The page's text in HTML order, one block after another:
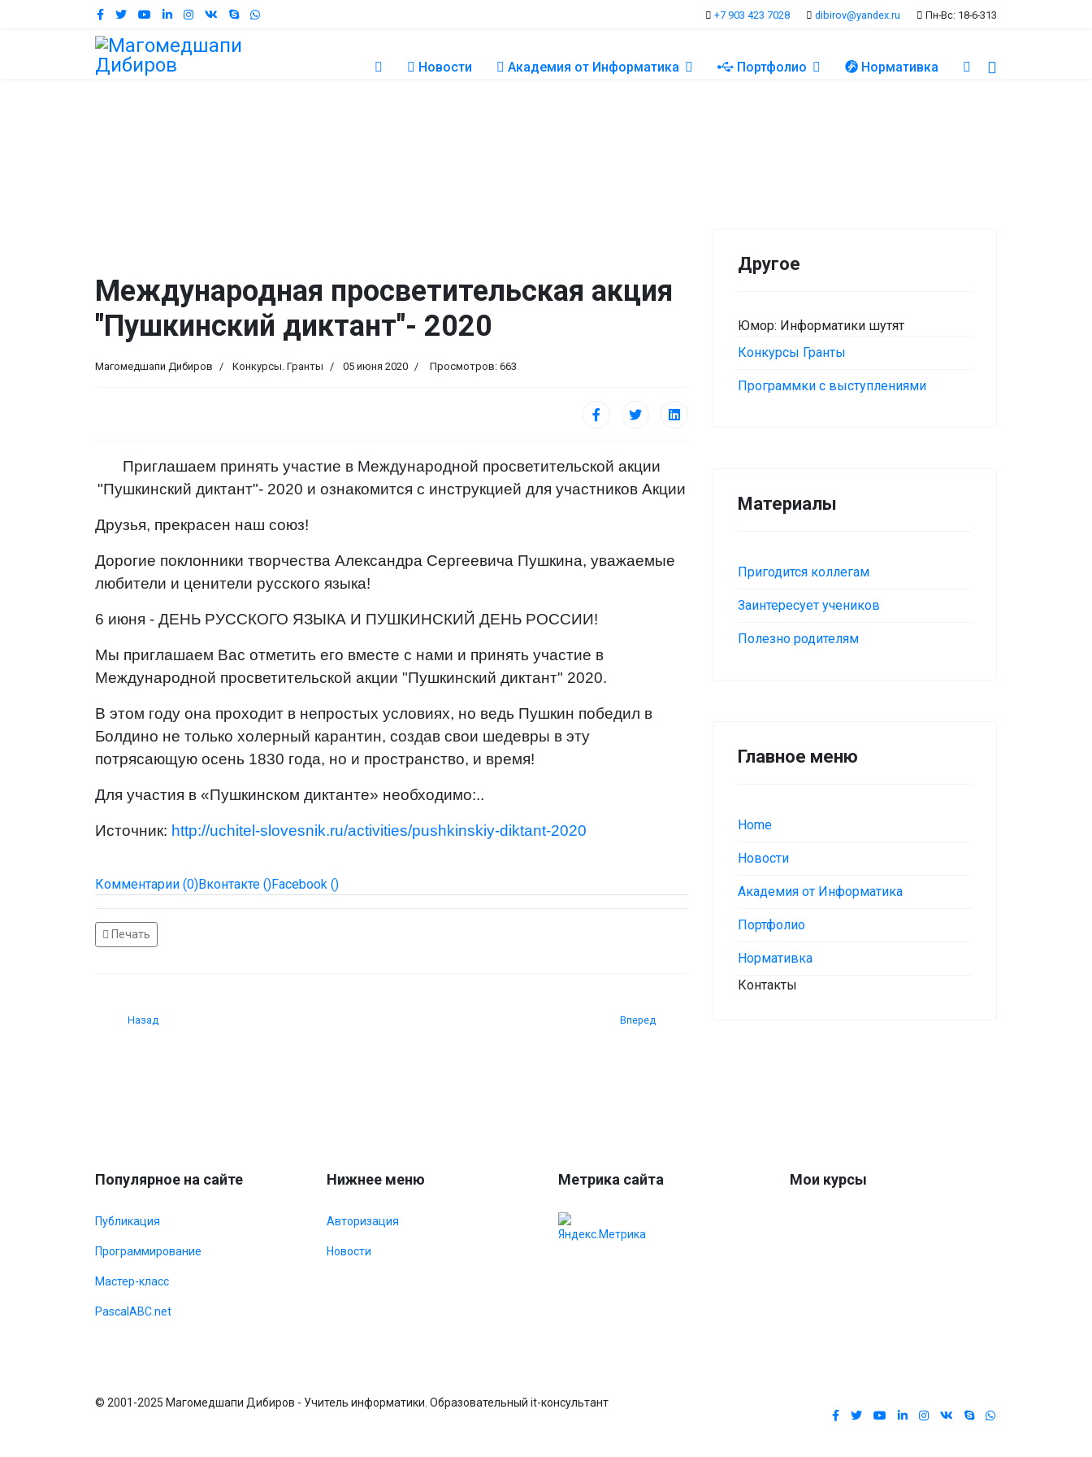
+7 903 423 7028 dibirov@yandex.ru Пн-Вс: 18-6-313
Новости Академия от Информатика Портфолио Нормативка
Международная просветительская акция
"Пушкинский диктант"- 2020
Магомедшапи Дибиров Конкурсы. Гранты 05 июня 2020 Просмотров: 663
Приглашаем принять участие в Международной просветительской акции
"Пушкинский диктант"- 2020 и ознакомится с инструкцией для участников Акции
Друзья, прекрасен наш союз!
Дорогие поклонники творчества Александра Сергеевича Пушкина, уважаемые
любители и ценители русского языка!
6 июня - ДЕНЬ РУССКОГО ЯЗЫКА И ПУШКИНСКИЙ ДЕНЬ РОССИИ!
Мы приглашаем Вас отметить его вместе с нами и принять участие в
Международной просветительской акции "Пушкинский диктант" 2020.
В этом году она проходит в непростых условиях, но ведь Пушкин победил в
Болдино не только холерный карантин, создав свои шедевры в эту
потрясающую осень 1830 года, но и пространство, и время!
Для участия в «Пушкинском диктанте» необходимо:..
Источник: http://uchitel-slovesnik.ru/activities/pushkinskiy-diktant-2020
Комментарии (0)Вконтакте ()Facebook ()
Печать
Назад Вперед
Другое
Юмор: Информатики шутят
Конкурсы Гранты
Программки с выступлениями
Материалы
Пригодится коллегам
Заинтересует учеников
Полезно родителям
Главное меню
Home
Новости
Академия от Информатика
Портфолио
Нормативка
Контакты
Популярное на сайте
Публикация
Программирование
Мастер-класс
PascalABC.net
Нижнее меню
Авторизация
Новости
Метрика сайта Мои курсы
© 2001-2025 Магомедшапи Дибиров - Учитель информатики. Образовательный it-консультант